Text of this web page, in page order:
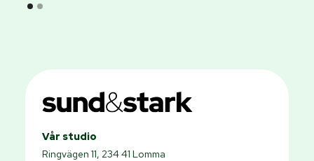
Vår studio
Ringvägen 11, 234 41 Lomma